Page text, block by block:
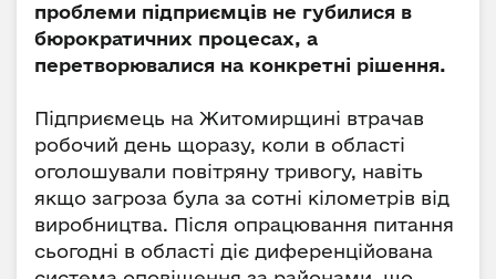
проблеми підприємців не губилися в
бюрократичних процесах, а
перетворювалися на конкретні рішення.
Підприємець на Житомирщині втрачав
робочий день щоразу, коли в області
оголошували повітряну тривогу, навіть
якщо загроза була за сотні кілометрів від
виробництва. Після опрацювання питання
сьогодні в області діє диференційована